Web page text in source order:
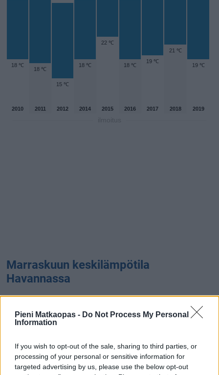
Pieni Matkaopas - Do Not Process My Personal
Information
If you wish to opt-out of the sale, sharing to third parties, or
processing of your personal or sensitive information for
targeted advertising by us, please use the below opt-out
18 ℃
18 ℃
15 ℃
18 ℃
22 ℃
18 ℃
19 ℃
21 ℃
19 ℃
2010 2011 2012 2014 2015 2016 2017 2018 2019
Marraskuun keskilämpötila
Havannassa
Marraskuun keskilämpötila Havannassa on viime vuosina
ollut 23 astetta. Öisin lämpötila on tyypillisesti laskenut 19
asteen tienoille, ja päivisin lämpötila on kohonnut 27
miten lämmin sää Havannassa on keskimäärin ollut
marraskuussa viime vuosina ja vaihteluväli, jolla lämpötila
tavallisina päivinä on minäkin vuonna liikkunut.